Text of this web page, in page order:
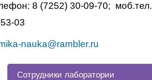
8 (7252) 30-09-70; моб.тел.
03
nauka@rambler.ru
Сотрудники лаборатории